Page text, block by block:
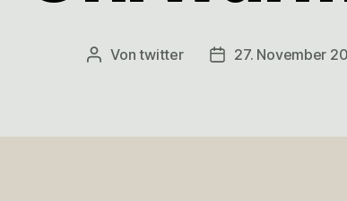
Beitragsautor
Vontwitter 27. November